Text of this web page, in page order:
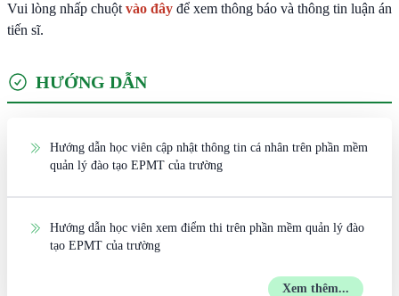
Vui lòng nhấp chuột vào đây để xem thông báo và thông tin luận án
tiến sĩ.
HƯỚNG DẪN
Hướng dẫn học viên cập nhật thông tin cá nhân trên phần mềm
quản lý đào tạo EPMT của trường
Hướng dẫn học viên xem điểm thi trên phần mềm quản lý đào
tạo EPMT của trường
Xem thêm...